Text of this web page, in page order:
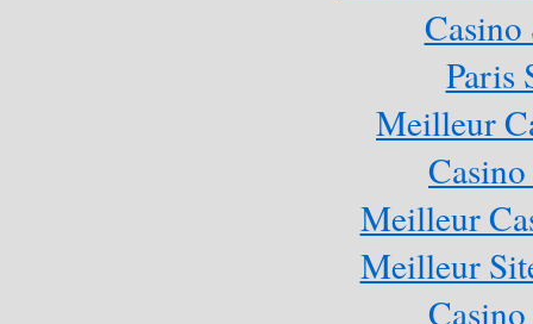
Casino
Paris
Meilleur
Meilleur
Meilleur